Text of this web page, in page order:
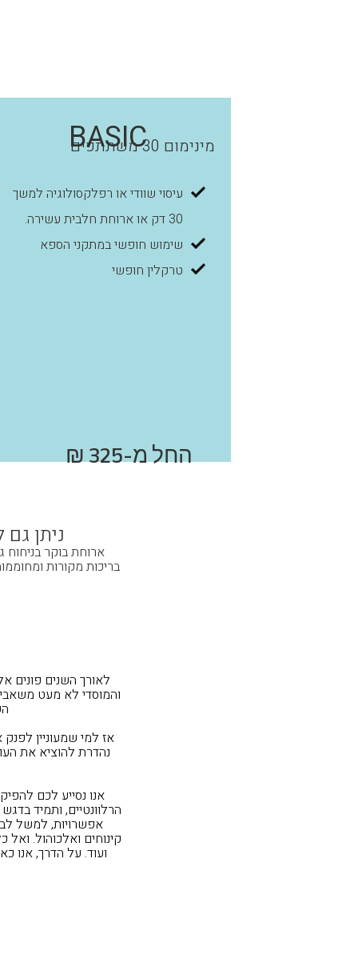
BASIC מינימום 30 משתתפים
עיסוי שוודי או רפלקסולוגיה למשך
30 דק או ארוחת חלבית עשירה.
שימוש חופשי במתקני הספא
טרקלין חופשי
החל מ-325 ₪
ניתן
ארוחת בוקר בניחוח
בריכות מקורות
לאורך השנים פונים
והמוסדי לא מעט
אז למי שמעוניין לפנק
נהדרת להוציא את
אנו נסייע לכם
הרלוונטיים, ותמיד
אפשרויות, למשל
קינוחים ואלכוהול.
ועוד. על הדרך, אנו